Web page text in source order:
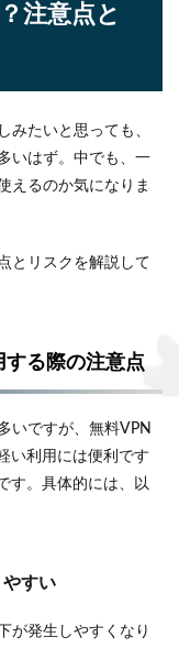
注意点と
みたいと思っても、
いはず。中でも、一
えるのか気になりま
とリスクを解説して
る際の注意点
いですが、無料VPN
い利用には便利です
す。具体的には、以
すい
が発生しやすくなり